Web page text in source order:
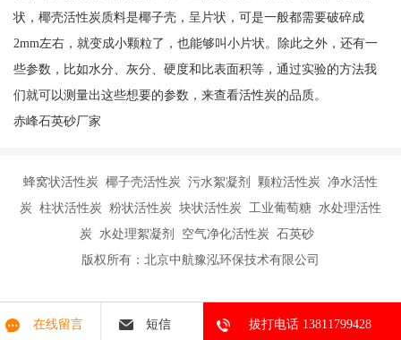
状，椰壳活性炭质料是椰子壳，呈片状，可是一般都需要破碎成
2mm左右，就变成小颗粒了，也能够叫小片状。除此之外，还有一
些参数，比如水分、灰分、硬度和比表面积等，通过实验的方法我
们就可以测量出这些想要的参数，来查看活性炭的品质。
赤峰石英砂厂家
蜂窝状活性炭 椰子壳活性炭 污水絮凝剂 颗粒活性炭 净水活性
炭 柱状活性炭 粉状活性炭 块状活性炭 工业葡萄糖 水处理活性
炭 水处理絮凝剂 空气净化活性炭 石英砂
版权所有：北京中航豫泓环保技术有限公司
在线留言 短信 拔打电话 13811799428